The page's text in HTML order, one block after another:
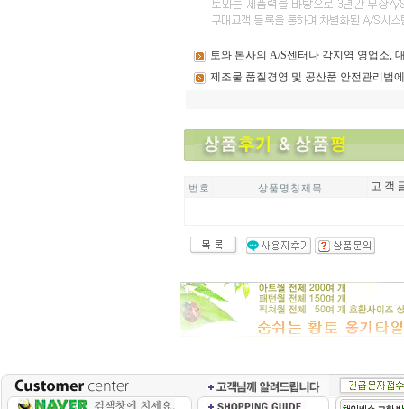
토와 본사의 A/S센터나 각지역 영업소,
제조물 품질경영 및 공산품 안전관리법
번 호 상 품 명 칭 제 목 고 객